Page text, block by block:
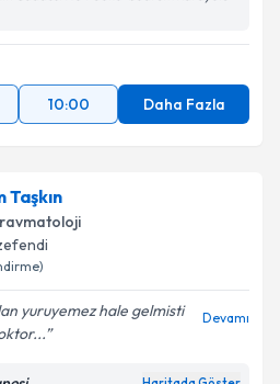
Caddesi No 7 Söke-bodrum Karayolu
10:00 Daha Fazla
Taşkın
yuruyemez hale gelmisti